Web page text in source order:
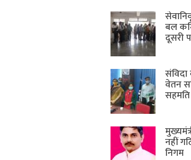
बल
दूसरी
वेतन
सहमति
नहीं
निगम